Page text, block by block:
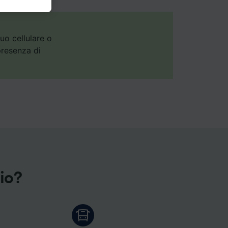
cellulare o
di
per